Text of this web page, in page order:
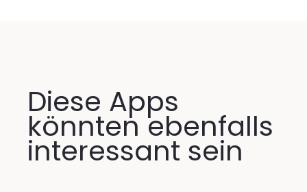
Diese Apps
könnten ebenfalls
interessant sein